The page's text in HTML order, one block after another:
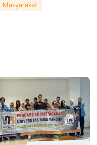
Masyarakat